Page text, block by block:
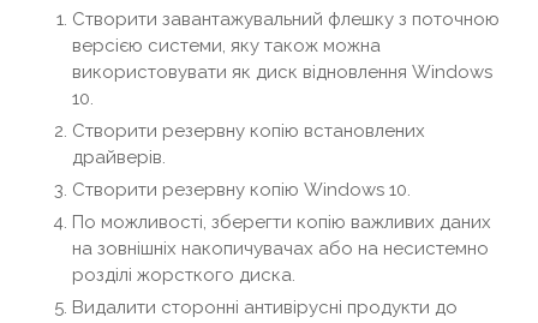
Створити завантажувальний флешку з поточною
версією системи, яку також можна
використовувати як диск відновлення Windows
10.
Створити резервну копію встановлених
драйверів.
Створити резервну копію Windows 10.
По можливості, зберегти копію важливих даних
на зовнішніх накопичувачах або на несистемно
розділі жорсткого диска.
Видалити сторонні антивірусні продукти до